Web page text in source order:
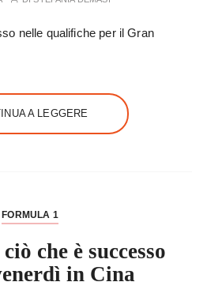
nelle qualifiche per il Gran
A LEGGERE
FORMULA 1
che è successo
in Cina